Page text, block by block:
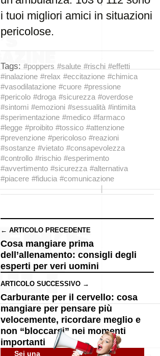
i tuoi migliori amici in situazioni
pericolose.
Tags: #poppers #salute #rischi #effetti
#inalazione #relax #eccitazione #chimica
#vasodilatazione #cuore #pressione
#pericolo #droga #sicurezza #overdose
#sintomi #emozioni #sessualità #intimita
#sperimentazione #medico #farmaco
#legge #proibito #tossico #attenzione
#prevenzione #pericoloso #reazioni
#sostanze #vietato #consapevolezza
#controllo #rischio #esperimento
#avvertimento #sicurezza #alternativa
#piacere #fiducia #comunicazione
← ARTICOLO PRECEDENTE
Cosa mangiare prima
dell’allenamento: consigli degli
esperti per veri uomini
ARTICOLO SUCCESSIVO →
Carburante per il cervello: cosa
mangiare per pensare più
velocemente, ricordare meglio e
non “bloccarsi” nei momenti
importanti
Sei una